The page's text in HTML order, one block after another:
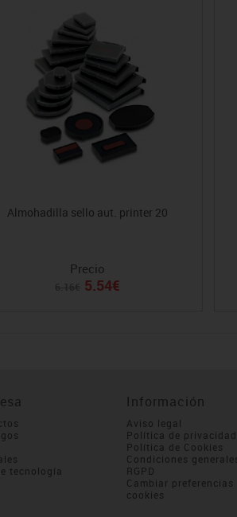
Almohadilla sello aut. printer 20
Precio
5.54€
tecnología
Información
Aviso legal
Política de privacidad
Política de Cookies
Condiciones generales
RGPD
Cambiar preferencias
cookies